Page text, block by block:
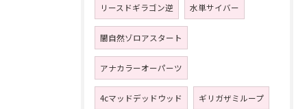
リースドギラゴン逆 水単サイバー
闇自然ゾロアスタート
アナカラーオーパーツ
4cマッドデッドウッド ギリガザミループ